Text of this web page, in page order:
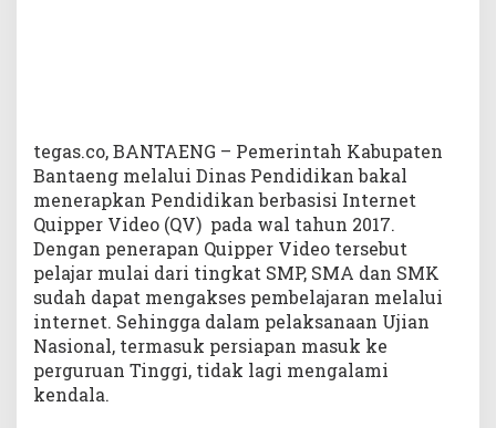
a
s
i
s
n
t
e
r
n
e
tegas.co, BANTAENG – Pemerintah Kabupaten
Bantaeng melalui Dinas Pendidikan bakal
menerapkan Pendidikan berbasisi Internet
Quipper Video (QV) pada wal tahun 2017.
Dengan penerapan Quipper Video tersebut
pelajar mulai dari tingkat SMP, SMA dan SMK
sudah dapat mengakses pembelajaran melalui
internet. Sehingga dalam pelaksanaan Ujian
Nasional, termasuk persiapan masuk ke
perguruan Tinggi, tidak lagi mengalami
kendala.